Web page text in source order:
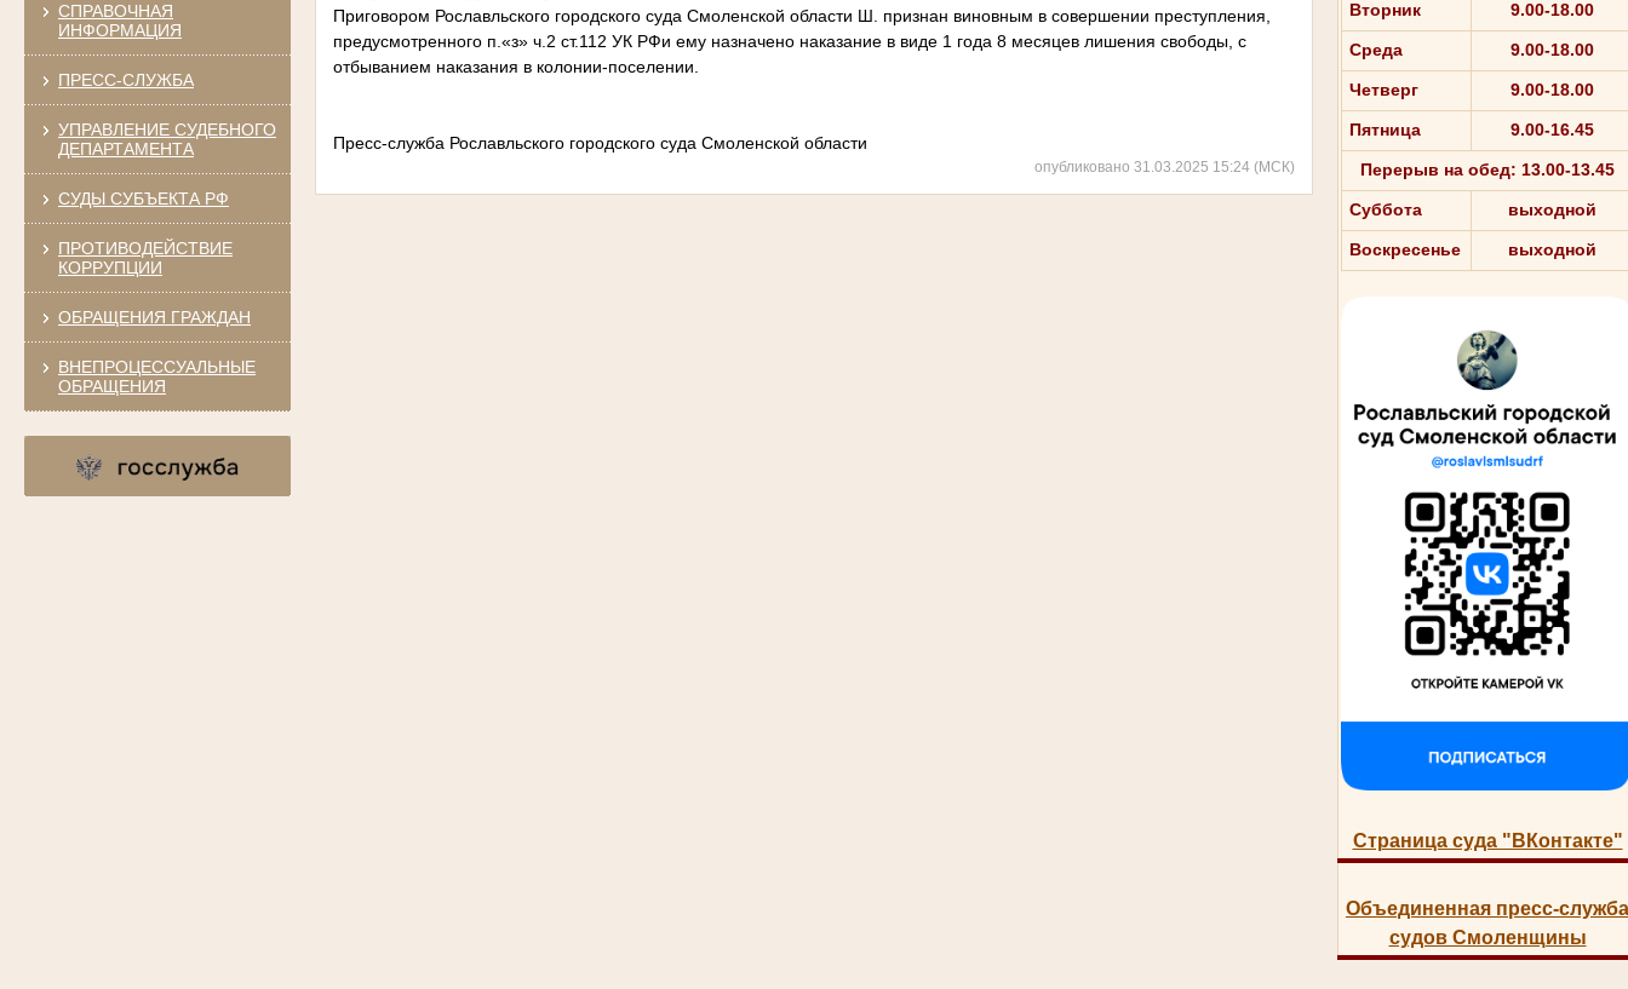
СПРАВОЧНАЯ
ИНФОРМАЦИЯ
ПРЕСС-СЛУЖБА
УПРАВЛЕНИЕ СУДЕБНОГО
ДЕПАРТАМЕНТА
СУДЫ СУБЪЕКТА РФ
ПРОТИВОДЕЙСТВИЕ
КОРРУПЦИИ
ОБРАЩЕНИЯ ГРАЖДАН
ВНЕПРОЦЕССУАЛЬНЫЕ
ОБРАЩЕНИЯ
Вторник 9.00-18.00
Среда 9.00-18.00
Четверг 9.00-18.00
Пятница 9.00-16.45
Перерыв на обед: 13.00-13.45
Суббота выходной
Воскресенье выходной
Страница суда "ВКонтакте"
Объединенная пресс-служба
судов Смоленщины
Приговором Рославльского городского суда Смоленской области Ш. признан виновным в совершении преступления,
предусмотренного п.«з» ч.2 ст.112 УК РФи ему назначено наказание в виде 1 года 8 месяцев лишения свободы, с
отбыванием наказания в колонии-поселении.
Пресс-служба Рославльского городского суда Смоленской области
опубликовано 31.03.2025 15:24 (МСК)